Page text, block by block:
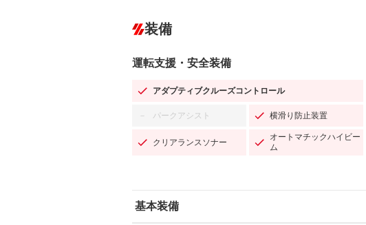
装備
運転支援・安全装備
アダプティブクルーズコントロール
－ パークアシスト 横滑り防止装置
クリアランスソナー
オートマチックハイビー
ム
基本装備